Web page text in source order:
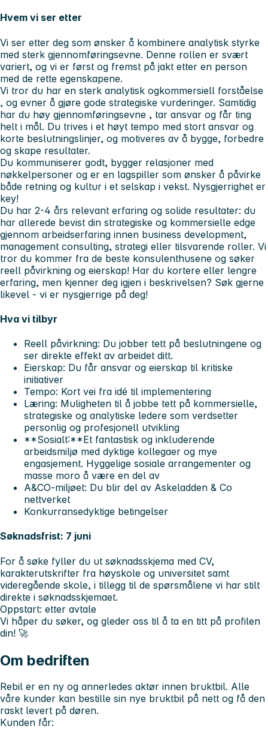
Hvem vi ser etter
Vi ser etter deg som ønsker å kombinere analytisk styrke
med sterk gjennomføringsevne. Denne rollen er svært
variert, og vi er først og fremst på jakt etter en person
med de rette egenskapene.
Vi tror du har en sterk analytisk ogkommersiell forståelse
, og evner å gjøre gode strategiske vurderinger. Samtidig
har du høy gjennomføringsevne , tar ansvar og får ting
helt i mål. Du trives i et høyt tempo med stort ansvar og
korte beslutningslinjer, og motiveres av å bygge, forbedre
og skape resultater.
Du kommuniserer godt, bygger relasjoner med
nøkkelpersoner og er en lagspiller som ønsker å påvirke
både retning og kultur i et selskap i vekst. Nysgjerrighet er
key!
Du har 2-4 års relevant erfaring og solide resultater: du
har allerede bevist din strategiske og kommersielle edge
gjennom arbeidserfaring innen business development,
management consulting, strategi eller tilsvarende roller. Vi
tror du kommer fra de beste konsulenthusene og søker
reell påvirkning og eierskap! Har du kortere eller lengre
erfaring, men kjenner deg igjen i beskrivelsen? Søk gjerne
likevel - vi er nysgjerrige på deg!
Hva vi tilbyr
Reell påvirkning: Du jobber tett på beslutningene og
ser direkte effekt av arbeidet ditt.
Eierskap: Du får ansvar og eierskap til kritiske
initiativer
Tempo: Kort vei fra idé til implementering
Læring: Muligheten til å jobbe tett på kommersielle,
strategiske og analytiske ledere som verdsetter
personlig og profesjonell utvikling
**Sosialt:**Et fantastisk og inkluderende
arbeidsmiljø med dyktige kollegaer og mye
engasjement. Hyggelige sosiale arrangementer og
masse moro å være en del av
A&CO-miljøet: Du blir del av Askeladden & Co
nettverket
Konkurransedyktige betingelser
Søknadsfrist: 7 juni
For å søke fyller du ut søknadsskjema med CV,
karakterutskrifter fra høyskole og universitet samt
videregående skole, i tillegg til de spørsmålene vi har stilt
direkte i søknadsskjemaet.
Oppstart: etter avtale
Vi håper du søker, og gleder oss til å ta en titt på profilen
din! 🚀
Om bedriften
Rebil er en ny og annerledes aktør innen bruktbil. Alle
våre kunder kan bestille sin nye bruktbil på nett og få den
raskt levert på døren.
Kunden får: